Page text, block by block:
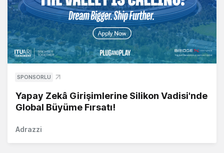
SPONSORLU
Yapay Zekâ Girişimlerine Silikon Vadisi'nde
Global Büyüme Fırsatı!
Adrazzi